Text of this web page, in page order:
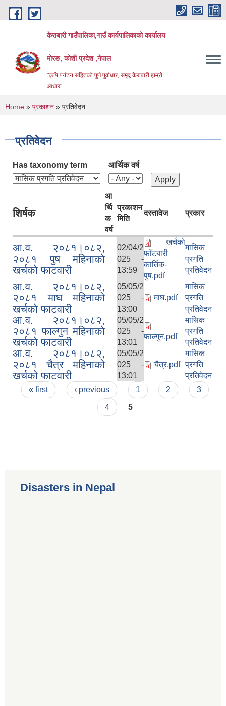
Skip to main content
केराबारी गाउँपालिका,गाउँ कार्यपालिकाको कार्यालय
मोरङ, कोशी प्रदेश ,नेपाल
"कृषि पर्यटन सहितको पुर्ण पुर्वाधार, समृद्व केराबारी हाम्रो
आधार"
You are here
Home » प्रकाशन » प्रतिवेदन
प्रतिवेदन
Has taxonomy term आर्थिक वर्ष
शिर्षक
आ
र्थि
क
वर्ष
प्रकाशन
मिति
दस्तावेज प्रकार
आ.व. २०८१।०८२,
२०८१ पुष महिनाको
खर्चको फाटवारी
02/04/2
025 -
13:59
खर्चको
फाँटबारी
कार्तिक-
पुष.pdf
मासिक
प्रगति
प्रतिवेदन
आ.व. २०८१।०८२,
२०८१ माघ महिनाको
खर्चको फाटवारी
05/05/2
025 -
13:00
माघ.pdf
मासिक
प्रगति
प्रतिवेदन
आ.व. २०८१।०८२,
२०८१ फाल्गुन महिनाको
खर्चको फाटवारी
05/05/2
025 -
13:01
फाल्गुन.pdf
मासिक
प्रगति
प्रतिवेदन
आ.व. २०८१।०८२,
२०८१ चैत्र महिनाको
खर्चको फाटवारी
05/05/2
025 -
13:01
चैत्र.pdf
मासिक
प्रगति
प्रतिवेदन
Pages
« first ‹ previous 1 2
3
4
5
Disasters in Nepal